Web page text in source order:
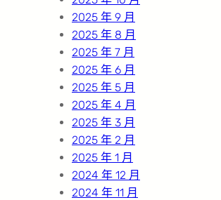
2025 年 9 月
2025 年 8 月
2025 年 7 月
2025 年 6 月
2025 年 5 月
2025 年 4 月
2025 年 3 月
2025 年 2 月
2025 年 1 月
2024 年 12 月
2024 年 11 月